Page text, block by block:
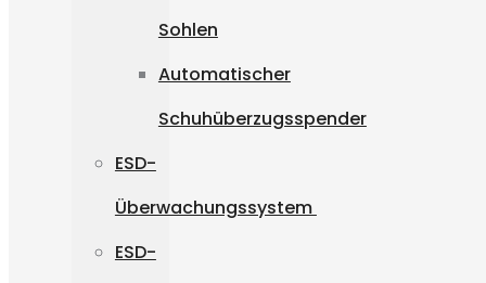
Sohlen
Automatischer
Schuhüberzugsspender
ESD-
Überwachungssystem
ESD-